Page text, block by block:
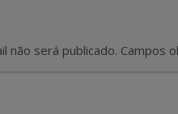
não será publicado. Campos